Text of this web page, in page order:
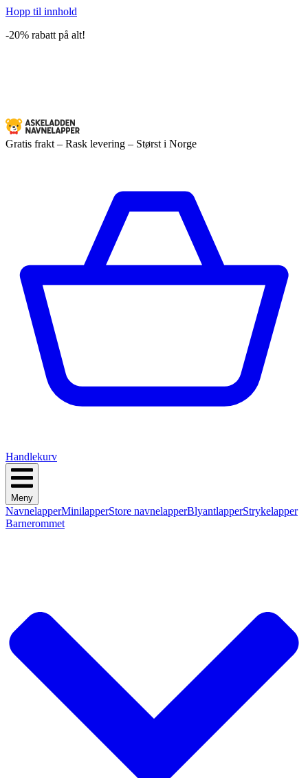
Hopp til innhold
-20% rabatt på alt!
Gratis frakt – Rask levering – Størst i Norge
Handlekurv
Meny
NavnelapperMinilapperStore navnelapperBlyantlapperStrykelapper
Barnerommet